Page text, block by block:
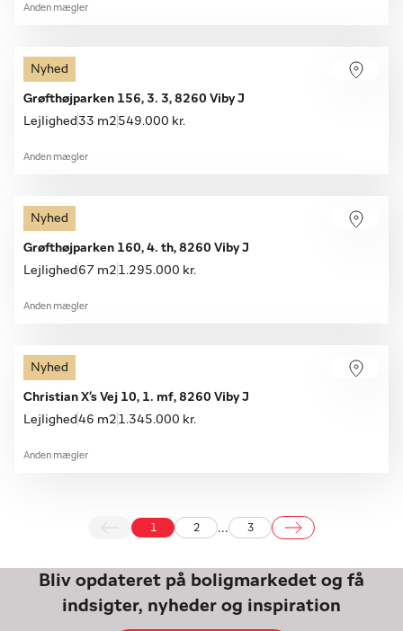
Anden mægler
Nyhed
Grøfthøjparken 156, 3. 3, 8260 Viby J
Lejlighed 33 m2 549.000 kr.
Anden mægler
Nyhed
Grøfthøjparken 160, 4. th, 8260 Viby J
Lejlighed 67 m2 1.295.000 kr.
Anden mægler
Nyhed
Christian X's Vej 10, 1. mf, 8260 Viby J
Lejlighed46 m2 1.345.000 kr.
Anden mægler
2 ... 3
Bliv opdateret på boligmarkedet og få
indsigter, nyheder og inspiration